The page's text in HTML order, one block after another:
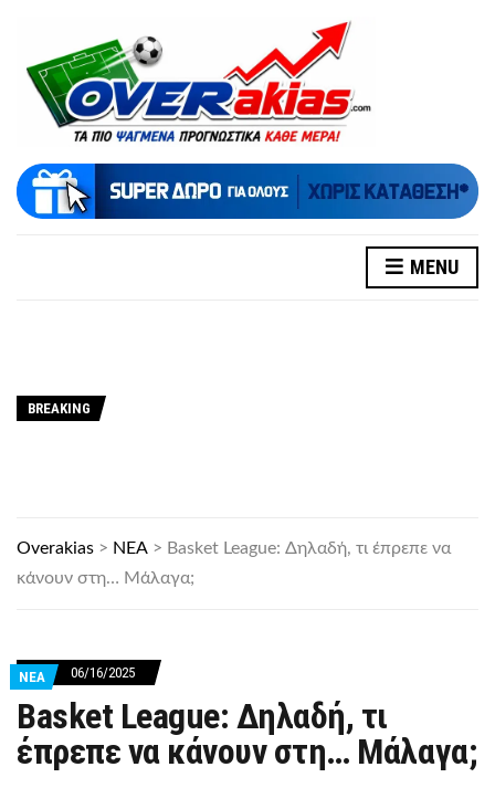
MENU
BREAKING
Overakias > ΝΕΑ > Basket League: Δηλαδή, τι έπρεπε να
κάνουν στη… Μάλαγα;
ΝΕΑ 06/16/2025
Basket League: Δηλαδή, τι
έπρεπε να κάνουν στη… Μάλαγα;